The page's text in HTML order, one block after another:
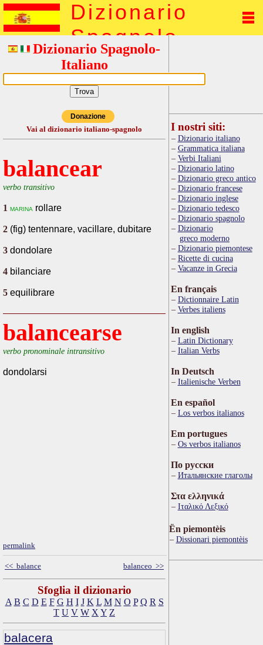
Dizionario
Spagnolo
Dizionario Spagnolo-
Italiano
Donazione
Vai al dizionario italiano-spagnolo
balancear
verbo transitivo
1 marina rollare
2 (fig) tentennare, vacillare, dubitare
3 dondolare
4 bilanciare
5 equilibrare
balancearse
verbo pronominale intransitivo
dondolarsi
permalink
<< balance balanceo >>
Sfoglia il dizionario
A B C D E F G H I J K L M N O P Q R S
T U V W X Y Z
balacera
I nostri siti:
Dizionario italiano
Grammatica italiana
Verbi Italiani
Dizionario latino
Dizionario greco antico
Dizionario francese
Dizionario inglese
Dizionario tedesco
Dizionario spagnolo
Dizionario
greco moderno
Dizionario piemontese
Ricette di cucina
Vacanze in Grecia
En français
Dictionnaire Latin
Verbes italiens
In english
Latin Dictionary
Italian Verbs
In Deutsch
Italienische Verben
En español
Los verbos italianos
Em portugues
Os verbos italianos
По русски
Итальянские глаголы
Στα ελληνικά
Ιταλικό Λεξικό
Ën piemontèis
Dissionari piemontèis